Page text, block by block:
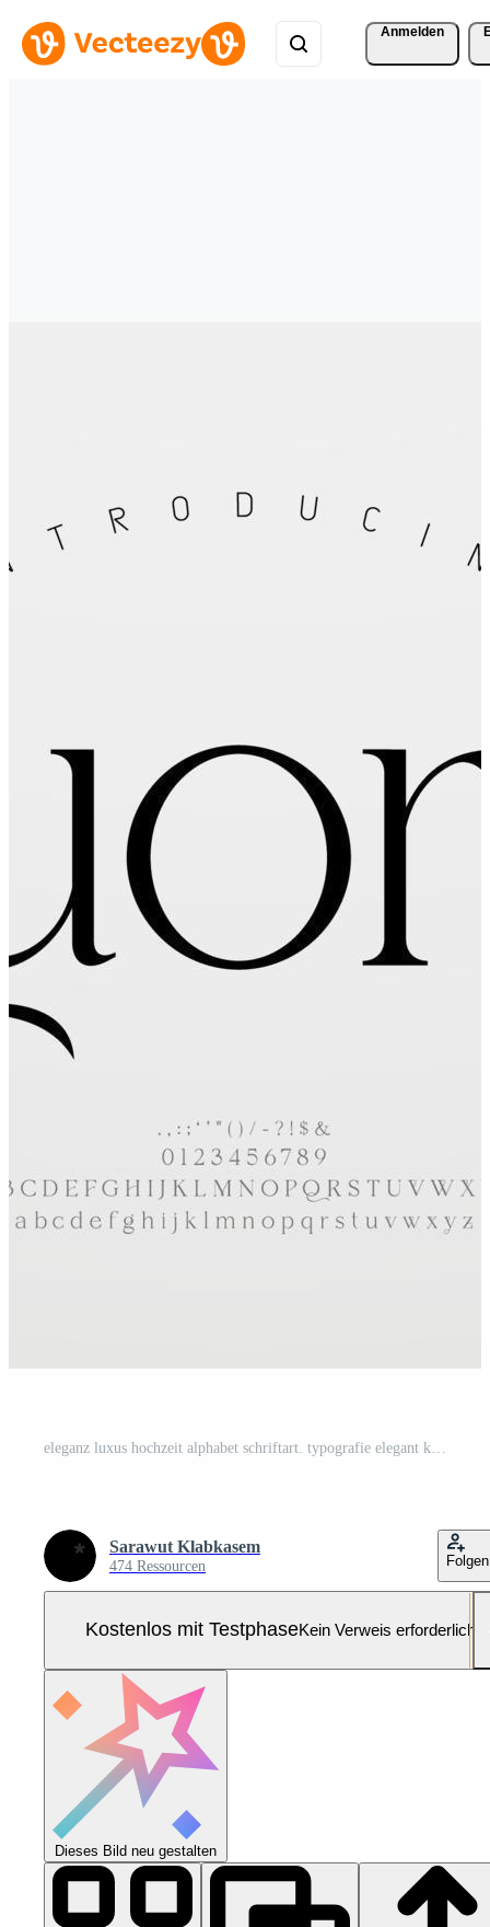
Anmelden
Sarawut Klabkasem
474 Ressourcen Folgen
Kostenlos mit TestphaseKein Verweis erforderlich
Dieses Bild neu gestalten